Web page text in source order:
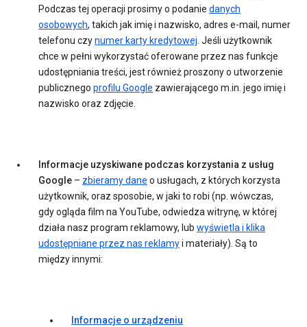
Podczas tej operacji prosimy o podanie danych
osobowych, takich jak imię i nazwisko, adres e-mail, numer
telefonu czynumer karty kredytowej. Jeśli użytkownik
chce w pełni wykorzystać oferowane przez nas funkcje
udostępniania treści, jest również proszony o utworzenie
publicznego profilu Google zawierającego m.in. jego imię i
nazwisko oraz zdjęcie.
Informacje uzyskiwane podczas korzystania z usług
Google – zbieramy dane o usługach, z których korzysta
użytkownik, oraz sposobie, w jaki to robi (np. wówczas,
gdy ogląda film na YouTube, odwiedza witrynę, w której
działa nasz program reklamowy, lub wyświetla i klika
udostępniane przez nas reklamyi materiały). Są to
między innymi:
Informacje o urządzeniu